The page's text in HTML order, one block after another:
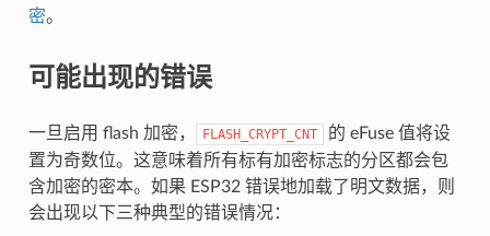
密。
可能出现的错误
一旦启用 flash 加密， FLASH_CRYPT_CNT
的 eFuse 值将设
置为奇数位。这意味着所有标有加密标志的分区都会包
含加密的密本。如果 ESP32 错误地加载了明文数据，则
会出现以下三种典型的错误情况：